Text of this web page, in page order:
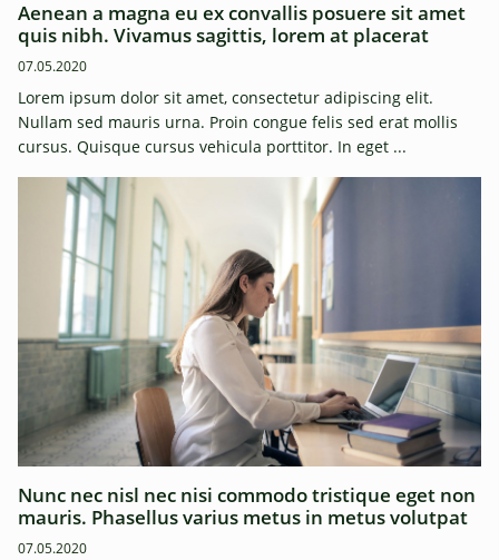
Aenean a magna eu ex convallis posuere sit amet
quis nibh. Vivamus sagittis, lorem at placerat
07.05.2020
Lorem ipsum dolor sit amet, consectetur adipiscing elit.
Nullam sed mauris urna. Proin congue felis sed erat mollis
cursus. Quisque cursus vehicula porttitor. In eget ...
Nunc nec nisl nec nisi commodo tristique eget non
mauris. Phasellus varius metus in metus volutpat
07.05.2020